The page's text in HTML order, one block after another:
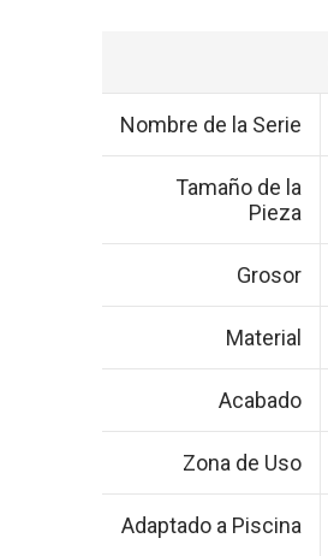
Nombre de la Serie
Tamaño de la
Pieza
Grosor
Material
Acabado
Zona de Uso
Adaptado a Piscina